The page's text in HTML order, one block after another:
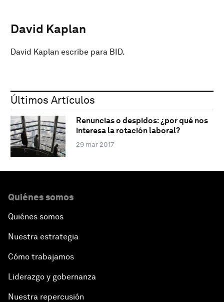
David Kaplan
David Kaplan escribe para BID.
Últimos Artículos
Renuncias o despidos: ¿por qué nos
interesa la rotación laboral?
29 mar 2017
Quiénes somos
Quiénes somos
Nuestra estrategia
Cómo trabajamos
Liderazgo y gobernanza
Nuestra repercusión